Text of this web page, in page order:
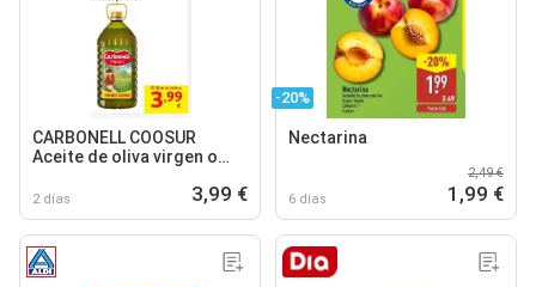
CARBONELL COOSUR
Aceite de oliva virgen o
2 días 3,99 €
-20%
Nectarina
6 días
2,49 €
1,99 €